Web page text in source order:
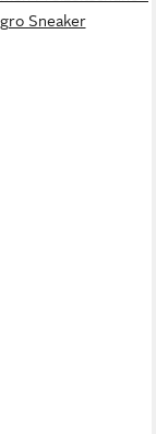
Sneaker